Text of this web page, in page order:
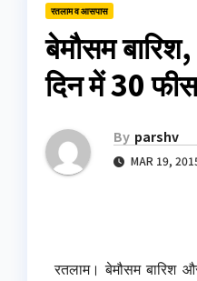
रतलाम व आसपास
बेमौसम
दिन में 30
By parshv
MAR 19,
रतलाम। बेमौसम बारिश